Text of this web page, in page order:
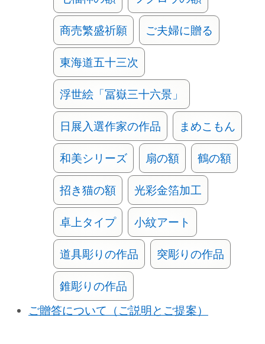
商売繁盛祈願 ご夫婦に贈る
東海道五十三次
浮世絵「冨嶽三十六景」
日展入選作家の作品 まめこもん
和美シリーズ 扇の額 鶴の額
招き猫の額 光彩金箔加工
卓上タイプ 小紋アート
道具彫りの作品 突彫りの作品
錐彫りの作品
ご贈答について（ご説明とご提案）